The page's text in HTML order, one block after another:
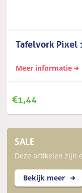
Tafelvork Pixel
Meer informatie
€1,44
SALE
Deze artikelen zijn
Bekijk meer